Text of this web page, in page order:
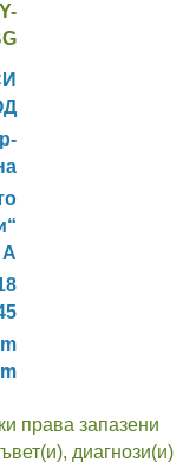
А
права запазени
диагнози(и)